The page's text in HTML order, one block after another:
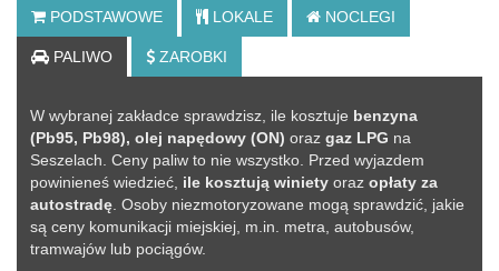
PODSTAWOWE LOKALE NOCLEGI
PALIWO ZAROBKI
W wybranej zakładce sprawdzisz, ile kosztuje benzyna
(Pb95, Pb98), olej napędowy (ON) oraz gaz LPG na
Seszelach. Ceny paliw to nie wszystko. Przed wyjazdem
powinieneś wiedzieć, ile kosztują winiety oraz opłaty za
autostradę . Osoby niezmotoryzowane mogą sprawdzić, jakie
są ceny komunikacji miejskiej, m.in. metra, autobusów,
tramwajów lub pociągów.